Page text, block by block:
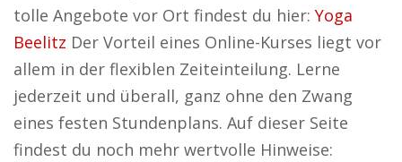
tolle Angebote vor Ort findest du hier: Yoga
Beelitz Der Vorteil eines Online-Kurses liegt vor
allem in der flexiblen Zeiteinteilung. Lerne
jederzeit und überall, ganz ohne den Zwang
eines festen Stundenplans. Auf dieser Seite
findest du noch mehr wertvolle Hinweise: